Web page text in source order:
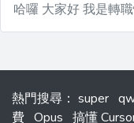
熱門搜尋 ： super
費 Opus 搞懂